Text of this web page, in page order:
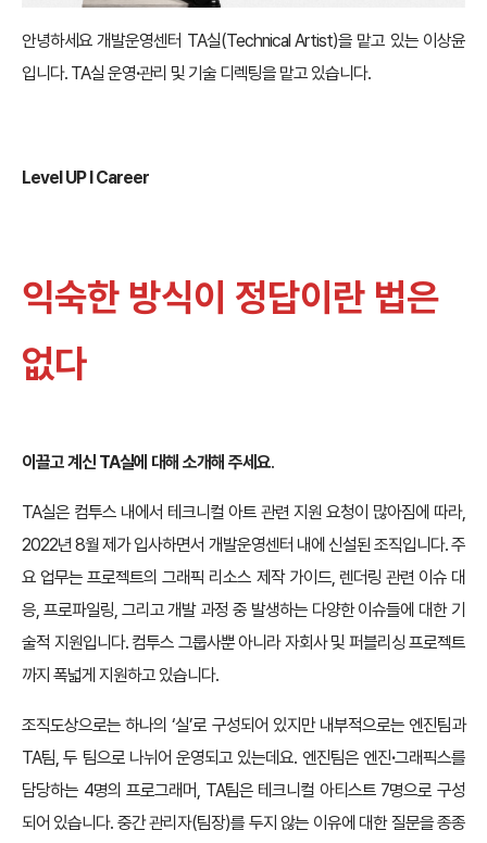
안녕하세요 개발운영센터 TA실(Technical Artist)을 맡고 있는 이상윤
입니다. TA실 운영·관리 및 기술 디렉팅을 맡고 있습니다.
Level UP l Career
익숙한 방식이 정답이란 법은
없다
이끌고 계신 TA실에 대해 소개해 주세요.
TA실은 컴투스 내에서 테크니컬 아트 관련 지원 요청이 많아짐에 따라,
2022년 8월 제가 입사하면서 개발운영센터 내에 신설된 조직입니다. 주
요 업무는 프로젝트의 그래픽 리소스 제작 가이드, 렌더링 관련 이슈 대
응, 프로파일링, 그리고 개발 과정 중 발생하는 다양한 이슈들에 대한 기
술적 지원입니다. 컴투스 그룹사뿐 아니라 자회사 및 퍼블리싱 프로젝트
까지 폭넓게 지원하고 있습니다.
조직도상으로는 하나의 ‘실’로 구성되어 있지만 내부적으로는 엔진팀과
TA팀, 두 팀으로 나뉘어 운영되고 있는데요. 엔진팀은 엔진·그래픽스를
담당하는 4명의 프로그래머, TA팀은 테크니컬 아티스트 7명으로 구성
되어 있습니다. 중간 관리자(팀장)를 두지 않는 이유에 대한 질문을 종종